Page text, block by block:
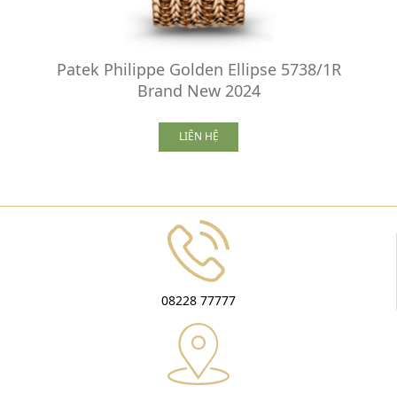
Patek Philippe Golden Ellipse 5738/1R
Brand New 2024
LIÊN HỆ
08228 77777